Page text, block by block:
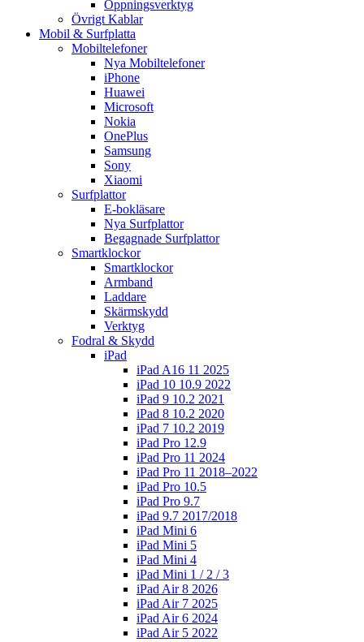
Öppningsverktyg
Övrigt Kablar
Mobil & Surfplatta
Mobiltelefoner
Nya Mobiltelefoner
iPhone
Huawei
Microsoft
Nokia
OnePlus
Samsung
Sony
Xiaomi
Surfplattor
E-bokläsare
Nya Surfplattor
Begagnade Surfplattor
Smartklockor
Smartklockor
Armband
Laddare
Skärmskydd
Verktyg
Fodral & Skydd
iPad
iPad A16 11 2025
iPad 10 10.9 2022
iPad 9 10.2 2021
iPad 8 10.2 2020
iPad 7 10.2 2019
iPad Pro 12.9
iPad Pro 11 2024
iPad Pro 11 2018–2022
iPad Pro 10.5
iPad Pro 9.7
iPad 9.7 2017/2018
iPad Mini 6
iPad Mini 5
iPad Mini 4
iPad Mini 1 / 2 / 3
iPad Air 8 2026
iPad Air 7 2025
iPad Air 6 2024
iPad Air 5 2022